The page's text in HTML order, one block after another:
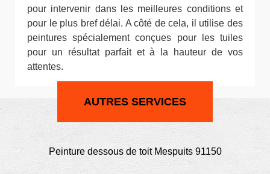
pour intervenir dans les meilleures conditions et
pour le plus bref délai. A côté de cela, il utilise des
peintures spécialement conçues pour les tuiles
pour un résultat parfait et à la hauteur de vos
attentes.
AUTRES SERVICES
Peinture dessous de toit Mespuits 91150